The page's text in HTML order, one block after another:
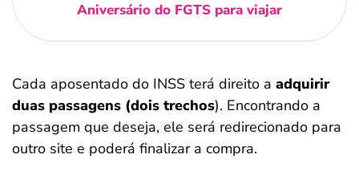
Aniversário do FGTS para viajar
Cada aposentado do INSS terá direito a adquirir
duas passagens (dois trechos). Encontrando a
passagem que deseja, ele será redirecionado para
outro site e poderá finalizar a compra.